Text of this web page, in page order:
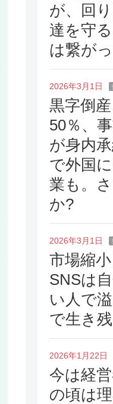
が、回
達を守
は繋が
2026年3月1日
黒字倒
50％、
が身内
で外国
業も。
か?
2026年3月1日
市場縮小
SNSは
い人で
で生き
2026年1月22日
今は経
の頃は